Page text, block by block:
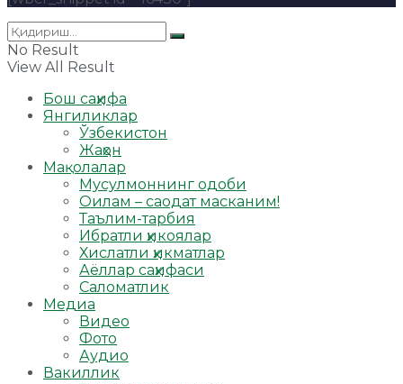
No Result
View All Result
Бош саҳифа
Янгиликлар
Ўзбекистон
Жаҳон
Мақолалар
Мусулмоннинг одоби
Оилам – саодат масканим!
Таълим-тарбия
Ибратли ҳикоялар
Хислатли ҳикматлар
Аёллар саҳифаси
Саломатлик
Медиа
Видео
Фото
Аудио
Вакиллик